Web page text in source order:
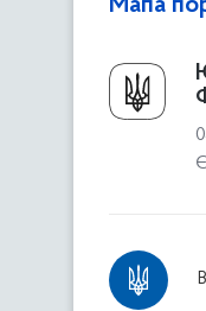
Мапа
Про Фонд
Керівництво
Структура